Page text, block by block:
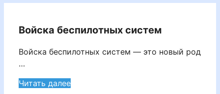
Войска беспилотных систем
Войска беспилотных систем — это новый род
…
Читать далее